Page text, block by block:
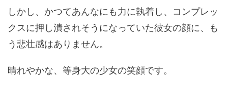
しかし、かつてあんなにも力に執着し、コンプレッ
クスに押し潰されそうになっていた彼女の顔に、も
う悲壮感はありません。
晴れやかな、等身大の少女の笑顔です。